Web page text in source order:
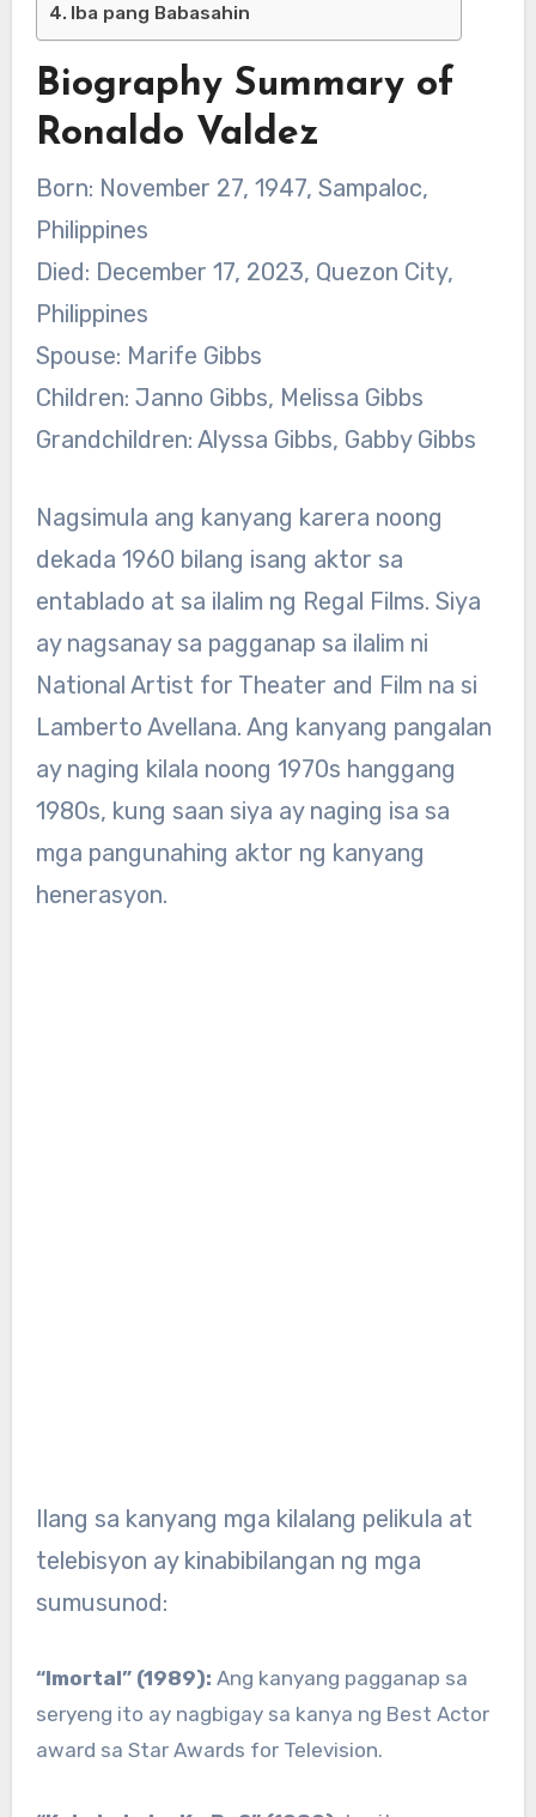
Iba pang Babasahin
Biography Summary of
Ronaldo Valdez
Born: November 27, 1947, Sampaloc,
Philippines
Died: December 17, 2023, Quezon City,
Philippines
Spouse: Marife Gibbs
Children: Janno Gibbs, Melissa Gibbs
Grandchildren: Alyssa Gibbs, Gabby Gibbs
Nagsimula ang kanyang karera noong
dekada 1960 bilang isang aktor sa
entablado at sa ilalim ng Regal Films. Siya
ay nagsanay sa pagganap sa ilalim ni
National Artist for Theater and Film na si
Lamberto Avellana. Ang kanyang pangalan
ay naging kilala noong 1970s hanggang
1980s, kung saan siya ay naging isa sa
mga pangunahing aktor ng kanyang
henerasyon.
Ilang sa kanyang mga kilalang pelikula at
telebisyon ay kinabibilangan ng mga
sumusunod:
“Imortal” (1989): Ang kanyang pagganap sa
seryeng ito ay nagbigay sa kanya ng Best Actor
award sa Star Awards for Television.